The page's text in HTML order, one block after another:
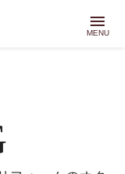
menu
MENU